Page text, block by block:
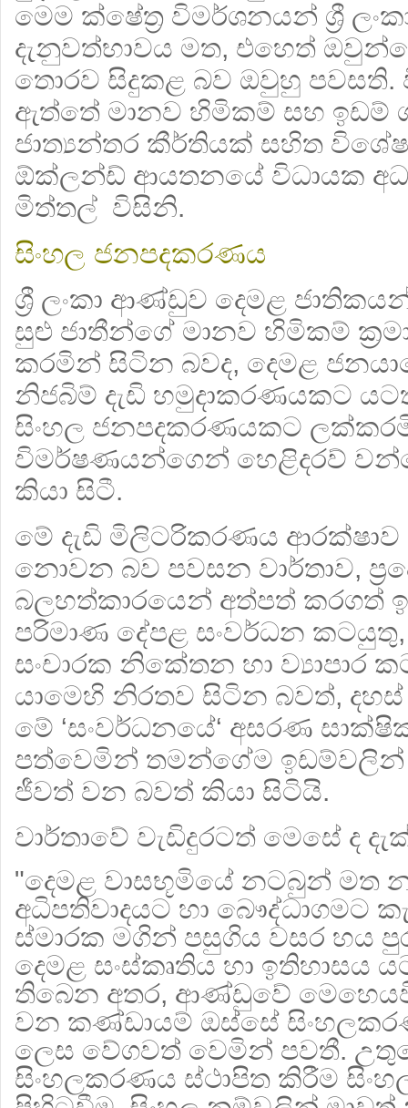
මෙම ක්ෂේත්‍ර විමර්ශනයන් ශ්‍රී
දැනුවත්භාවය මත, එහෙත්
තොරව සිදුකළ බව ඔවුහු පවසති.
ඇත්තේ මානව හිමිකම් සහ ඉඩම්
ජාත්‍යන්තර කීර්තියක් සහිත
ඕක්ලන්ඩ් ආයතනයේ විධායක
මිත්තල් විසිනි.
සිංහල ජනපදකරණය
ශ්‍රී ලංකා ආණ්ඩුව දෙමළ
සුළු ජාතීන්ගේ මානව හිමිකම්
කරමින් සිටින බවද, දෙමළ
නිජබිම් දැඩි හමුදාකරණයකට
සිංහල ජනපදකරණයකට
විමර්ෂණයන්ගෙන් හෙළිදරව්
කියා සිටී.
මේ දැඩි මිලිටරිකරණය
නොවන බව පවසන වාර්තාව,
බලහත්කාරයෙන් අත්පත් කරගත්
පරිමාණ දේපළ සංවර්ධන
සංචාරක නිකේතන හා ව්‍යාපාර
යාමෙහි නිරතව සිටින බවත්,
මේ ‘සංවර්ධනයේ‘ අසරණ
පත්වෙමින් තමන්ගේම ඉඩම්වලින්
ජීවත් වන බවත් කියා සිටියි.
වාර්තාවේ වැඩිදුරටත් මෙසේ ද
"දෙමළ වාසභූමියේ නටබුන් මත
අධිපතිවාදයට හා බෞද්ධාගමට
ස්මාරක මගින් පසුගිය වසර හය
දෙමළ සංස්කෘතිය හා ඉතිහාසය
තිබෙන අතර, ආණ්ඩුවේ
වන කණ්ඩායම් ඔස්සේ
ලෙස වේගවත් වෙමින් පවතී.
සිංහලකරණය ස්ථාපිත කිරීම